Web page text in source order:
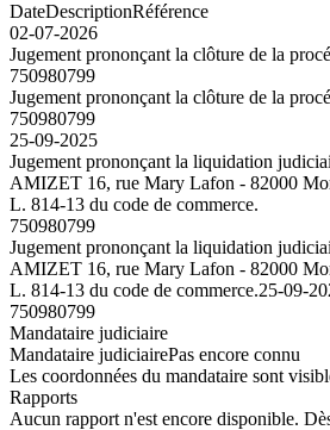
DateDescriptionRéférence
02-07-2026
Jugement prononçant la clôture de la
750980799
Jugement prononçant la clôture de la
750980799
25-09-2025
Jugement prononçant la liquidation
AMIZET 16, rue Mary Lafon - 82000
L. 814-13 du code de commerce.
750980799
Jugement prononçant la liquidation
AMIZET 16, rue Mary Lafon - 82000
L. 814-13 du code de commerce.25-09-
750980799
Mandataire judiciaire
Mandataire judiciairePas encore connu
Les coordonnées du mandataire sont
Rapports
Aucun rapport n'est encore disponible.